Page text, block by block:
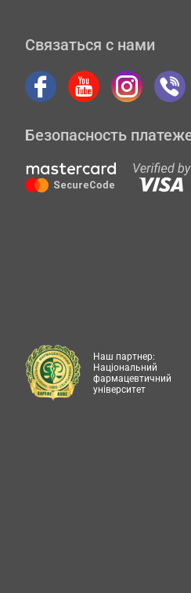
Связаться с нами
Безопасность
Наш партнер:
Національний
фармацевтичний
університет